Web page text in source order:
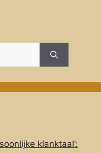
klanktaal’: